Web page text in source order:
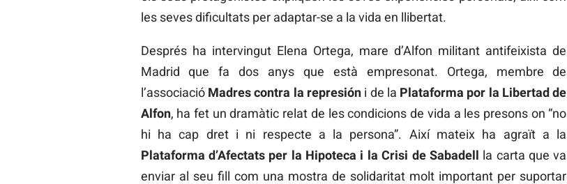
les seves dificultats per adaptar-se a la vida en llibertat.
Després ha intervingut Elena Ortega, mare d’Alfon militant antifeixista de
Madrid que fa dos anys que està empresonat. Ortega, membre de
l’associació Madres contra la represióni de la Plataforma por la Libertad de
Alfon, ha fet un dramàtic relat de les condicions de vida a les presons on “no
hi ha cap dret i ni respecte a la persona”. Així mateix ha agraït a la
Plataforma d’Afectats per la Hipoteca i la Crisi de Sabadell la carta que va
enviar al seu fill com una mostra de solidaritat molt important per suportar